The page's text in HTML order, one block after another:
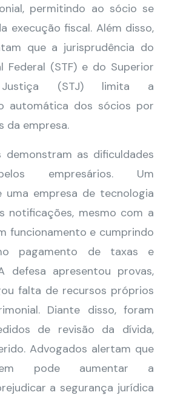
permitindo ao sócio se
execução fiscal. Além disso,
que a jurisprudência do
Federal (STF) e do Superior
(STJ) limita a
automática dos sócios por
da empresa.
demonstram as dificuldades
empresários. Um
uma empresa de tecnologia
notificações, mesmo com a
funcionamento e cumprindo
pagamento de taxas e
defesa apresentou provas,
falta de recursos próprios
Diante disso, foram
de revisão da dívida,
Advogados alertam que
pode aumentar a
a segurança jurídica